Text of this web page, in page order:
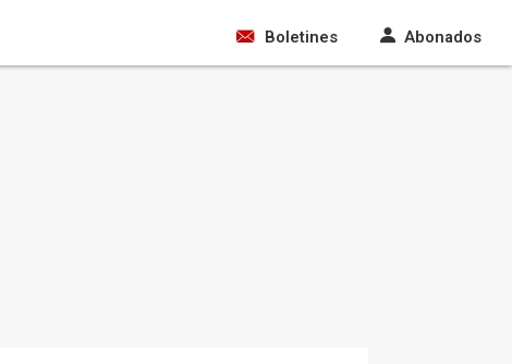
Boletines Abonados